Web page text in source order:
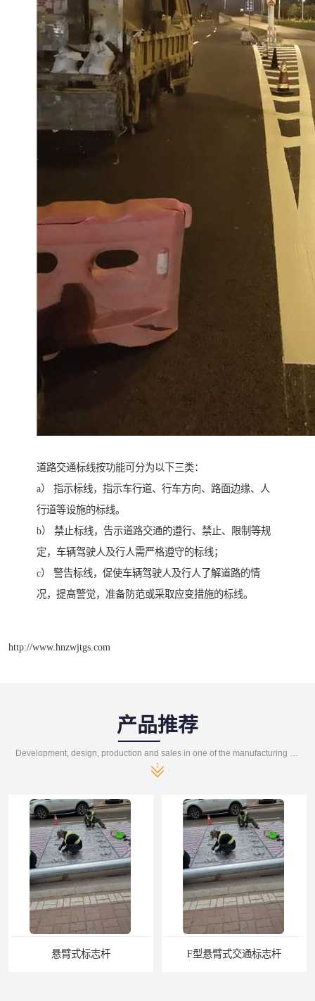
道路交通标线按功能可分为以下三类：
a） 指示标线，指示车行道、行车方向、路面边缘、人
行道等设施的标线。
b） 禁止标线，告示道路交通的遵行、禁止、限制等规
定，车辆驾驶人及行人需严格遵守的标线；
c） 警告标线，促使车辆驾驶人及行人了解道路的情
况，提高警觉，准备防范或采取应变措施的标线。
http://www.hnzwjtgs.com
产品推荐
F型悬臂式交通标志杆